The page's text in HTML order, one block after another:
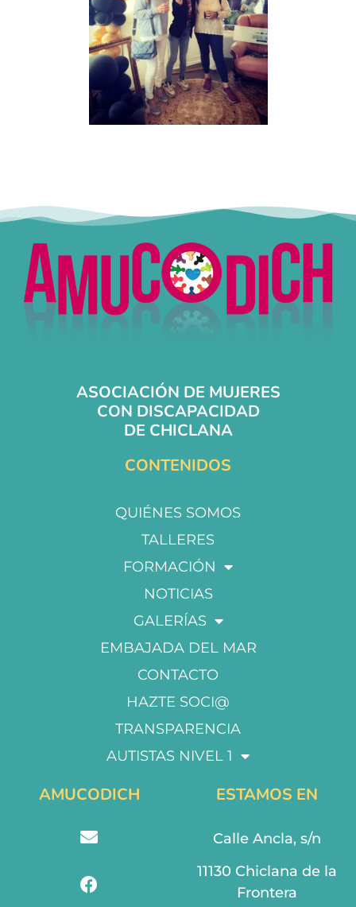
ASOCIACIÓN DE MUJERES
CON DISCAPACIDAD
DE CHICLANA
CONTENIDOS
QUIÉNES SOMOS
TALLERES
FORMACIÓN
NOTICIAS
GALERÍAS
EMBAJADA DEL MAR
CONTACTO
HAZTE SOCI@
TRANSPARENCIA
AUTISTAS NIVEL 1
AMUCODICH ESTAMOS EN
Calle Ancla, s/n
11130 Chiclana de la
Frontera